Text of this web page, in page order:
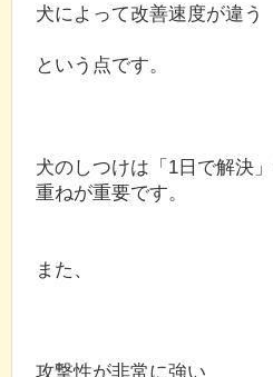
犬によって改善速度が違う
という点です。
犬のしつけは「1日で解決
重ねが重要です。
また、
攻撃性が非常に強い